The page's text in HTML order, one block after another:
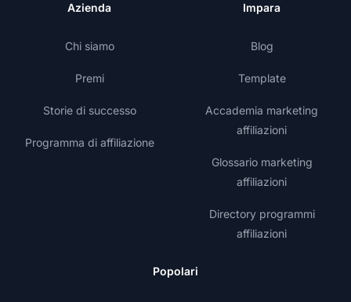
Azienda
Chi siamo
Premi
Storie di successo
Programma di affiliazione
Impara
Blog
Template
Accademia marketing
affiliazioni
Glossario marketing
affiliazioni
Directory programmi
affiliazioni
Popolari